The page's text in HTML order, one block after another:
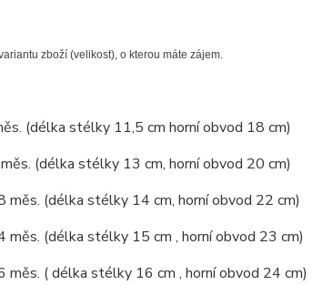
zboží (velikost), o kterou máte zájem.
(délka stélky 11,5 cm horní obvod 18 cm)
(délka stélky 13 cm, horní obvod 20 cm)
měs. (délka stélky 14 cm, horní obvod 22 cm)
měs. (délka stélky 15 cm , horní obvod 23 cm)
měs. ( délka stélky 16 cm , horní obvod 24 cm)